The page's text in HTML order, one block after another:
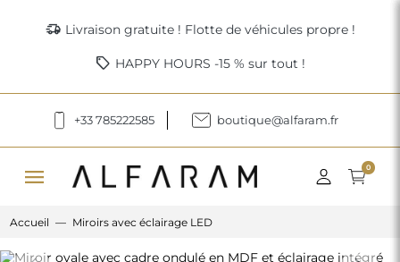
delivery_truck_speed Livraison gratuite ! Flotte de véhicules propre !
sell HAPPY HOURS -15 % sur tout !
+33 785222585 boutique@alfaram.fr
menu 0
Accueil Miroirs avec éclairage LED